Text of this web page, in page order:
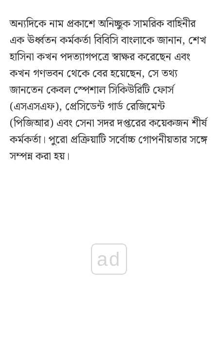
অন্যদিকে নাম প্রকাশে অনিচ্ছুক সামরিক বাহিনীর
এক ঊর্ধ্বতন কর্মকর্তা বিবিসি বাংলাকে জানান, শেখ
হাসিনা কখন পদত্যাগপত্রে স্বাক্ষর করেছেন এবং
কখন গণভবন থেকে বের হয়েছেন, সে তথ্য
জানতেন কেবল স্পেশাল সিকিউরিটি ফোর্স
(এসএসএফ), প্রেসিডেন্ট গার্ড রেজিমেন্ট
(পিজিআর) এবং সেনা সদর দপ্তরের কয়েকজন শীর্ষ
কর্মকর্তা। পুরো প্রক্রিয়াটি সর্বোচ্চ গোপনীয়তার সঙ্গে
সম্পন্ন করা হয়।
ad